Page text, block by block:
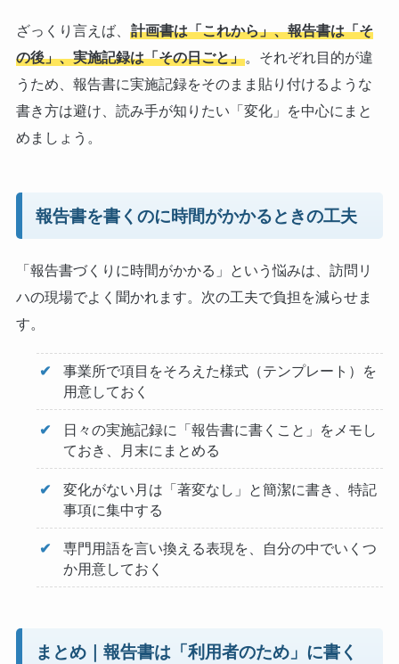
ざっくり言えば、 計画書は「これから」、報告書は「そ
の後」、実施記録は「その日ごと」。それぞれ目的が違
うため、報告書に実施記録をそのまま貼り付けるような
書き方は避け、読み手が知りたい「変化」を中心にまと
めましょう。
報告書を書くのに時間がかかるときの工夫
「報告書づくりに時間がかかる」という悩みは、訪問リ
ハの現場でよく聞かれます。次の工夫で負担を減らせま
す。
事業所で項目をそろえた様式（テンプレート）を
用意しておく
日々の実施記録に「報告書に書くこと」をメモし
ておき、月末にまとめる
変化がない月は「著変なし」と簡潔に書き、特記
事項に集中する
専門用語を言い換える表現を、自分の中でいくつ
か用意しておく
まとめ｜報告書は「利用者のため」に書く